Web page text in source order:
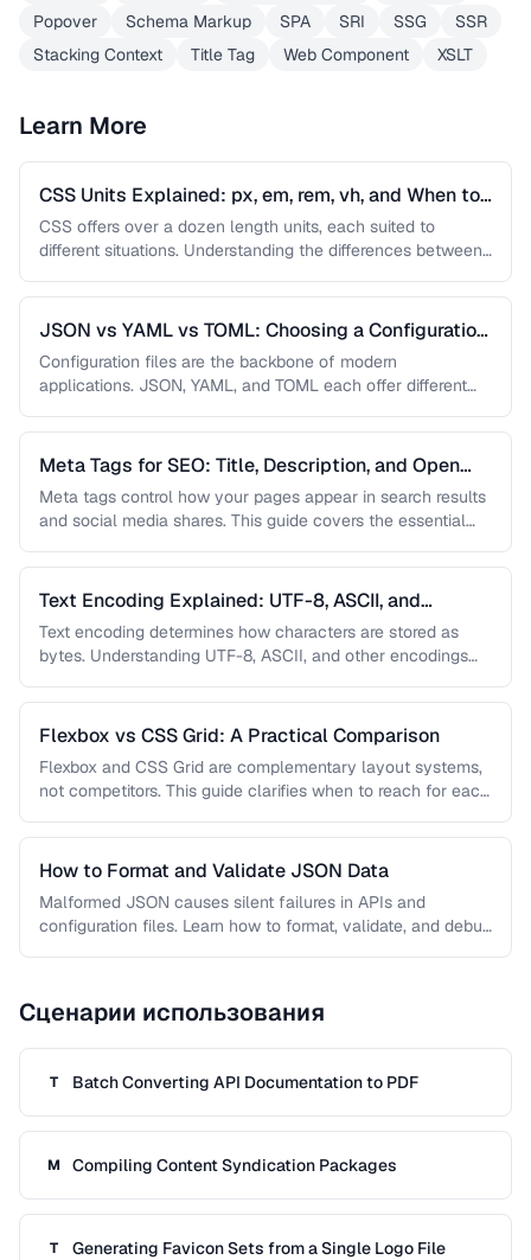
Popover
Schema Markup SPA SRI SSG
SSR
Stacking Context
Title Tag Web Component XSLT
Learn More
CSS Units Explained: px, em, rem, vh, and When to
Use Each
CSS offers over a dozen length units, each suited to
different situations. Understanding the differences between
JSON vs YAML vs TOML: Choosing a Configuration
Format
Configuration files are the backbone of modern
applications. JSON, YAML, and TOML each offer different
Meta Tags for SEO: Title, Description, and Open
Graph
Meta tags control how your pages appear in search results
and social media shares. This guide covers the essential
Text Encoding Explained: UTF-8, ASCII, and
Beyond
Text encoding determines how characters are stored as
bytes. Understanding UTF-8, ASCII, and other encodings
Flexbox vs CSS Grid: A Practical Comparison
Flexbox and CSS Grid are complementary layout systems,
not competitors. This guide clarifies when to reach for each
How to Format and Validate JSON Data
Malformed JSON causes silent failures in APIs and
configuration files. Learn how to format, validate, and debug
Сценарии использования
T Batch Converting API Documentation to PDF
M Compiling Content Syndication Packages
T Generating Favicon Sets from a Single Logo File